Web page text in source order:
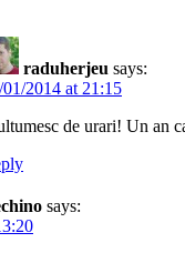
raduherjeu says:
2014 at 21:15
de urari! Un an
says: